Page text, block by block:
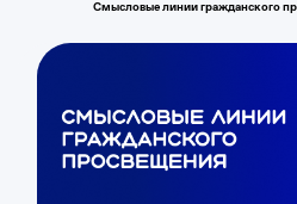
Смысловые линии гражданского